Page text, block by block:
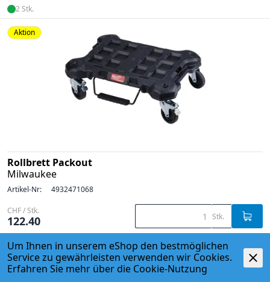
2 Stk.
Aktion
Rollbrett Packout
Milwaukee
Artikel-Nr: 4932471068
CHF / Stk.
122.40 Stk.
Aktion
Um Ihnen in unserem eShop den bestmöglichen
Service zu gewährleisten verwenden wir Cookies.
Erfahren Sie mehr über die Cookie-Nutzung